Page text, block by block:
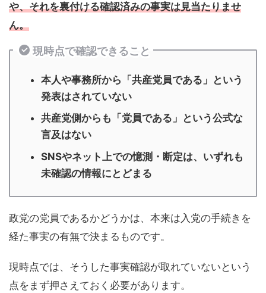
や、それを裏付ける確認済みの事実は見当たりませ
ん。
現時点で確認できること
本人や事務所から「共産党員である」という
発表はされていない
共産党側からも「党員である」という公式な
言及はない
SNSやネット上での憶測・断定は、いずれも
未確認の情報にとどまる
政党の党員であるかどうかは、本来は入党の手続きを
経た事実の有無で決まるものです。
現時点では、そうした事実確認が取れていないという
点をまず押さえておく必要があります。